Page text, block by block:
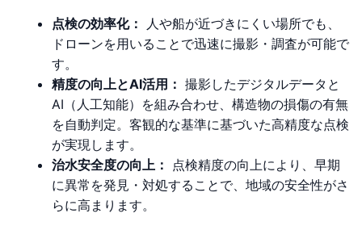
点検の効率化：
人や船が近づきにくい場所でも、
ドローンを用いることで迅速に撮影・調査が可能で
す。
精度の向上とAI活用： 撮影したデジタルデータと
AI（人工知能）を組み合わせ、構造物の損傷の有無
を自動判定。客観的な基準に基づいた高精度な点検
が実現します。
治水安全度の向上：
点検精度の向上により、早期
に異常を発見・対処することで、地域の安全性がさ
らに高まります。